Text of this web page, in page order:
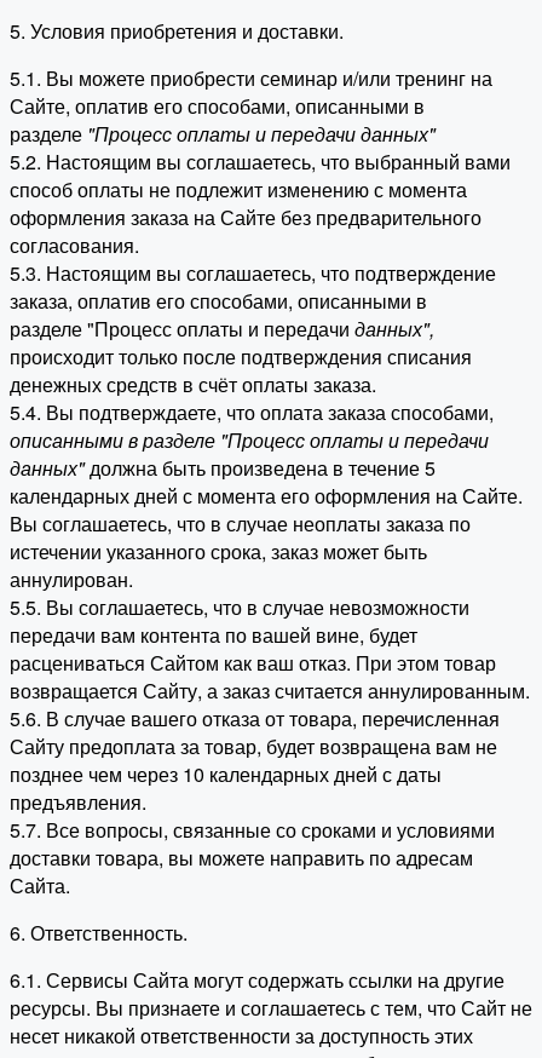
5. Условия приобретения и доставки.
5.1. Вы можете приобрести семинар и/или тренинг на
Сайте, оплатив его способами, описанными в
разделе "Процесс оплаты и передачи данных"
5.2. Настоящим вы соглашаетесь, что выбранный вами
способ оплаты не подлежит изменению с момента
оформления заказа на Сайте без предварительного
согласования.
5.3. Настоящим вы соглашаетесь, что подтверждение
заказа, оплатив его способами, описанными в
разделе "Процесс оплаты и передачи данных",
происходит только после подтверждения списания
денежных средств в счёт оплаты заказа.
5.4. Вы подтверждаете, что оплата заказа способами,
описанными в разделе "Процесс оплаты и передачи
данных"должна быть произведена в течение 5
календарных дней с момента его оформления на Сайте.
Вы соглашаетесь, что в случае неоплаты заказа по
истечении указанного срока, заказ может быть
аннулирован.
5.5. Вы соглашаетесь, что в случае невозможности
передачи вам контента по вашей вине, будет
расцениваться Сайтом как ваш отказ. При этом товар
возвращается Сайту, а заказ считается аннулированным.
5.6. В случае вашего отказа от товара, перечисленная
Сайту предоплата за товар, будет возвращена вам не
позднее чем через 10 календарных дней с даты
предъявления.
5.7. Все вопросы, связанные со сроками и условиями
доставки товара, вы можете направить по адресам
Сайта.
6. Ответственность.
6.1. Сервисы Сайта могут содержать ссылки на другие
ресурсы. Вы признаете и соглашаетесь с тем, что Сайт не
несет никакой ответственности за доступность этих